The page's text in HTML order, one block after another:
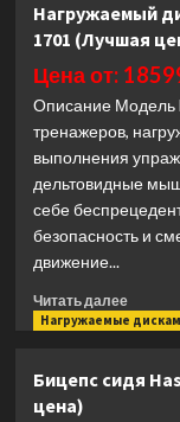
для
жима
с
Matrix
Fitness
A78S
Нагружаемый
1701 (Лучшая
Цена от:
Описание Модель
тренажеров,
выполнения
дельтовидные
себе
безопасность и
движение...
Читать далее
больше
Нагружаемые
Бицепс сидя
цена)